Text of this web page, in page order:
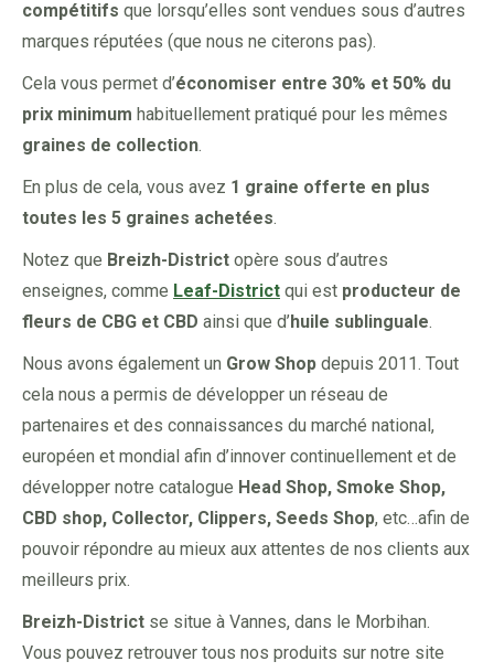
compétitifs que lorsqu’elles sont vendues sous d’autres
marques réputées (que nous ne citerons pas).
Cela vous permet d’économiser entre 30% et 50% du
prix minimum habituellement pratiqué pour les mêmes
graines de collection.
En plus de cela, vous avez 1 graine offerte en plus
toutes les 5 graines achetées.
Notez que Breizh-District opère sous d’autres
enseignes, comme Leaf-District qui est producteur de
fleurs de CBG et CBD ainsi que d’huile sublinguale.
Nous avons également un Grow Shop depuis 2011. Tout
cela nous a permis de développer un réseau de
partenaires et des connaissances du marché national,
européen et mondial afin d’innover continuellement et de
développer notre catalogue Head Shop, Smoke Shop,
CBD shop, Collector, Clippers, Seeds Shop, etc…afin de
pouvoir répondre au mieux aux attentes de nos clients aux
meilleurs prix.
Breizh-District se situe à Vannes, dans le Morbihan.
Vous pouvez retrouver tous nos produits sur notre site